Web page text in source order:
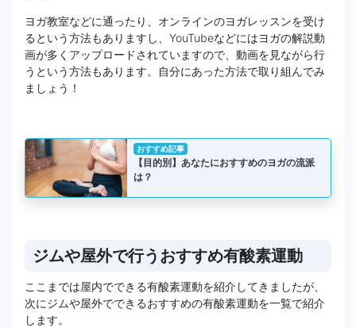
ヨガ教室などに通ったり、オンラインのヨガレッスンを受け
るという方法もありますし、YouTubeなどにはヨガの解説動
画が多くアップロードされていますので、動画を見ながら行
うという方法もあります。自分にあった方法で取り組んでみ
ましょう！
おすすめ記事
【目的別】あなたにおすすめのヨガの流派
は？
ジムや屋外で行うおすすめ有酸素運動
ここまでは屋内でできる有酸素運動を紹介してきましたが、
次にジムや屋外でできるおすすめの有酸素運動を一覧で紹介
します。